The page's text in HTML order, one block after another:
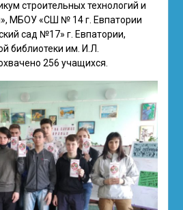
строительных технологий и
МБОУ «СШ № 14 г. Евпатории
сад №17» г. Евпатории,
библиотеки им. И.Л.
256 учащихся.